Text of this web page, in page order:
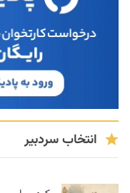
انتخاب سردبیر